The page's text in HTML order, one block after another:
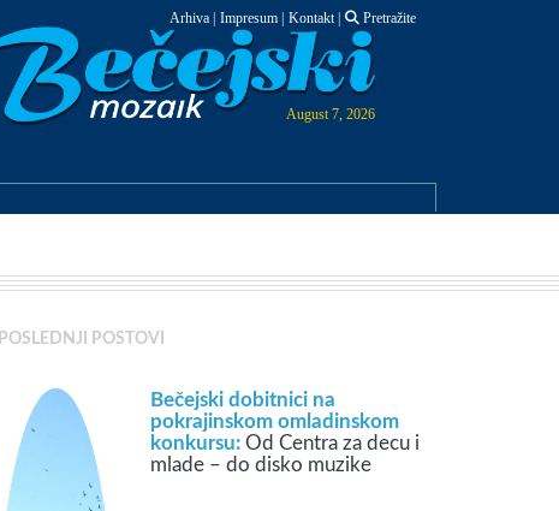
Arhiva Impresum Kontakt| Pretražite
August 7, 2026
POSLEDNJI POSTOVI
Bečejski dobitnici na
pokrajinskom omladinskom
konkursu: Od Centra za decu i
mlade – do disko muzike